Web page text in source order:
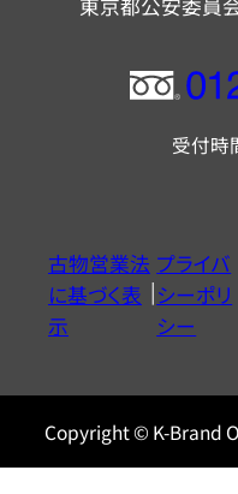
東京都公安委員
フ
ー
ヤ
ル
受付時
古物営業法
に基づく表
示
プライバ
シーポリ
シー
Copyright © K-Brand